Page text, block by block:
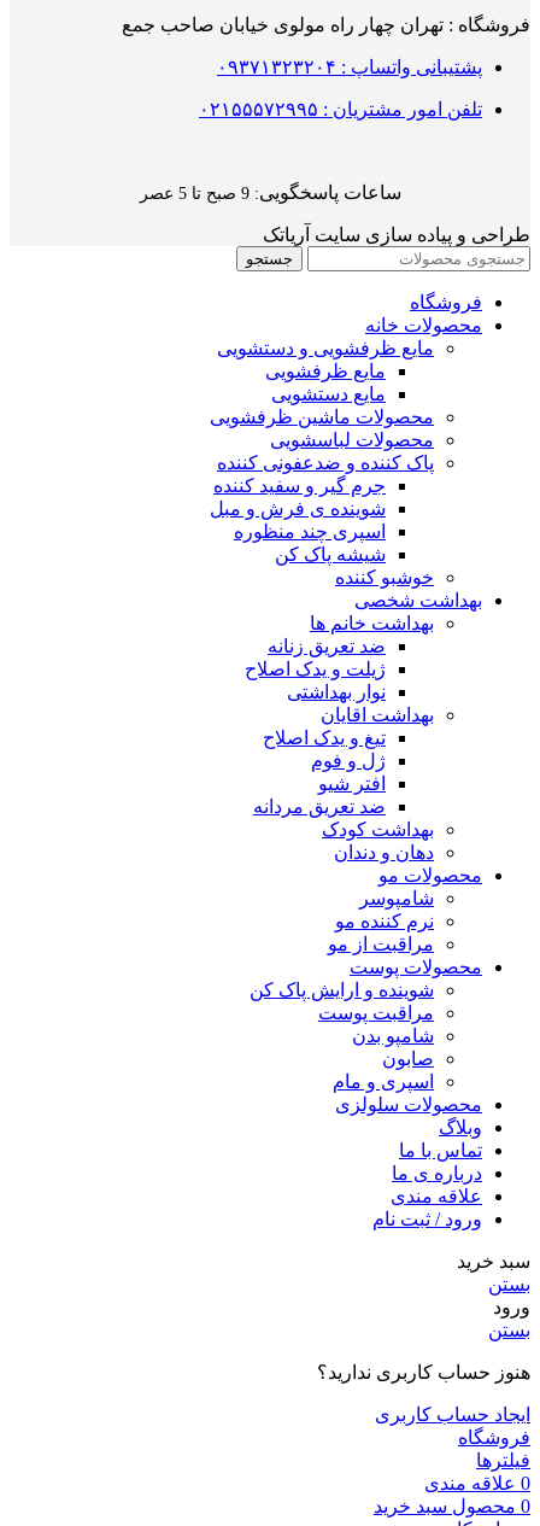
فروشگاه : تهران چهار راه مولوی خیابان صاحب جمع
پشتیبانی واتساپ : ۰۹۳۷۱۳۲۳۲۰۴
تلفن امور مشتریان : ۰۲۱۵۵۵۷۲۹۹۵
ساعات پاسخگویی: 9 صبح تا 5 عصر
طراحی و پیاده سازی سایت آریاتک
جستجو
فروشگاه
محصولات خانه
مایع ظرفشویی و دستشویی
مایع ظرفشویی
مایع دستشویی
محصولات ماشین ظرفشویی
محصولات لباسشویی
پاک کننده و ضدعفونی کننده
جرم گیر و سفید کننده
شوینده ی فرش و مبل
اسپری چند منظوره
شیشه پاک کن
خوشبو کننده
بهداشت شخصی
بهداشت خانم ها
ضد تعریق زنانه
ژیلت و یدک اصلاح
نوار بهداشتی
بهداشت اقایان
تیغ و یدک اصلاح
ژل و فوم
افتر شیو
ضد تعریق مردانه
بهداشت کودک
دهان و دندان
محصولات مو
شامپوسر
نرم کننده مو
مراقبت از مو
محصولات پوست
شوینده و ارایش پاک کن
مراقبت پوست
شامپو بدن
صابون
اسپری و مام
محصولات سلولزی
وبلاگ
تماس با ما
درباره ی ما
علاقه مندی
ورود / ثبت نام
سبد خرید
بستن
ورود
بستن
هنوز حساب کاربری ندارید؟
ایجاد حساب کاربری
فروشگاه
فیلترها
0 علاقه مندی
0 محصول سبد خرید